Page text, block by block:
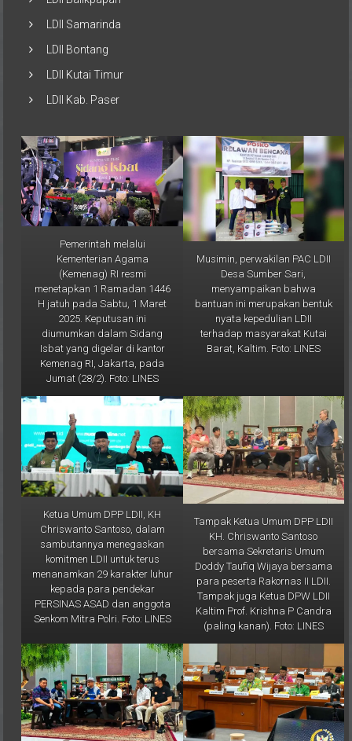
LDII Samarinda
LDII Kutai Timur
Pemerintah melalui
Kementerian Agama
(Kemenag) RI resmi
menetapkan 1 Ramadan 1446
H jatuh pada Sabtu, 1 Maret
2025. Keputusan ini
diumumkan dalam Sidang
Isbat yang digelar di kantor
Kemenag RI, Jakarta, pada
Jumat (28/2). Foto: LINES
Musimin, perwakilan PAC LDII
Desa Sumber Sari,
menyampaikan bahwa
bantuan ini merupakan bentuk
nyata kepedulian LDII
terhadap masyarakat Kutai
Barat, Kaltim. Foto: LINES
Ketua Umum DPP LDII, KH
Chriswanto Santoso, dalam
sambutannya menegaskan
komitmen LDII untuk terus
menanamkan 29 karakter luhur
kepada para pendekar
PERSINAS ASAD dan anggota
Senkom Mitra Polri. Foto: LINES
Tampak Ketua Umum DPP LDII
KH. Chriswanto Santoso
bersama Sekretaris Umum
Doddy Taufiq Wijaya bersama
para peserta Rakornas II LDII.
Tampak juga Ketua DPW LDII
Kaltim Prof. Krishna P Candra
(paling kanan). Foto: LINES